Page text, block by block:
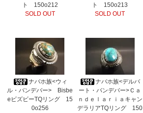
ト 150o212
SOLD OUT
ト 150o213
SOLD OUT
ナバホ族<ウィ
ル・バンデバー> Bisbe
eビズビーTQリング 15
0o256
ナバホ族<デルバ
ート・バンデバー>Ｃａ
ｎｄｅｌａｒｉａキャン
デラリアTQリング 150